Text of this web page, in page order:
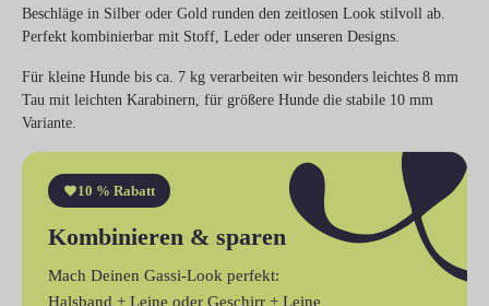
Beschläge in Silber oder Gold runden den zeitlosen Look stilvoll ab.
Perfekt kombinierbar mit Stoff, Leder oder unseren Designs.
Für kleine Hunde bis ca. 7 kg verarbeiten wir besonders leichtes 8 mm
Tau mit leichten Karabinern, für größere Hunde die stabile 10 mm
Variante.
10 % Rabatt
Kombinieren & sparen
Mach Deinen Gassi-Look perfekt:
Halsband + Leine oder Geschirr + Leine